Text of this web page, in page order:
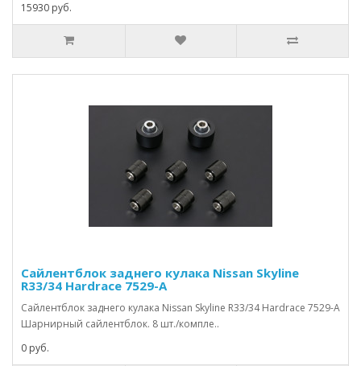
15930 руб.
Сайлентблок заднего кулака Nissan Skyline
R33/34 Hardrace 7529-A
Сайлентблок заднего кулака Nissan Skyline R33/34 Hardrace 7529-A
Шарнирный сайлентблок. 8 шт./компле..
0 руб.